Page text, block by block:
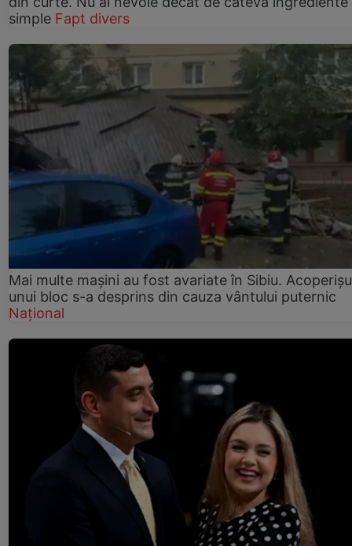
simple Fapt divers
Mai multe mașini au fost avariate în Sibiu.
unui bloc s-a desprins din cauza vântului puternic
Național